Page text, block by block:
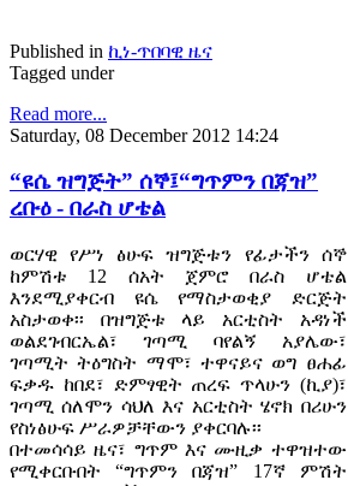
Published in ኪነ-ጥበባዊ ዜና
Tagged under
Read more...
Saturday, 08 December 2012 14:24
“ዩሴ ዝግጅት” ሰኞ፤“ግጥምን በጃዝ”
ረቡዕ - በራስ ሆቴል
ወርሃዊ የሥነ ፅሁፍ ዝግጅቱን የፊታችን ሰኞ
ከምሽቱ 12 ሰአት ጀምሮ በራስ ሆቴል
እንደሚያቀርብ ዩሴ የማስታወቂያ ድርጅት
አስታወቀ፡፡ በዝግጅቱ ላይ አርቲስት አዳነች
ወልደገብርኤል፣ ገጣሚ ባየልኝ አያሌው፣
ገጣሚት ትዕግስት ማሞ፣ ተዋናይና ወግ ፀሐፊ
ፍቃዱ ከበደ፣ ድምፃዊት ጠረፍ ጥላሁን (ኪያ)፣
ገጣሚ ሰለሞን ሳህለ እና አርቲስት ሄኖክ በሪሁን
የስነፅሁፍ ሥራዎቻቸውን ያቀርባሉ፡፡
በተመሳሳይ ዜና፣ ግጥም እና ሙዚቃ ተዋዝተው
የሚቀርቡበት “ግጥምን በጃዝ” 17ኛ ምሽት